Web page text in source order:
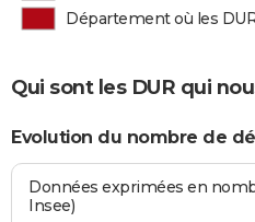
Département où les
Qui sont les DUR qui
Evolution du nombre de
Données exprimées en
Insee)